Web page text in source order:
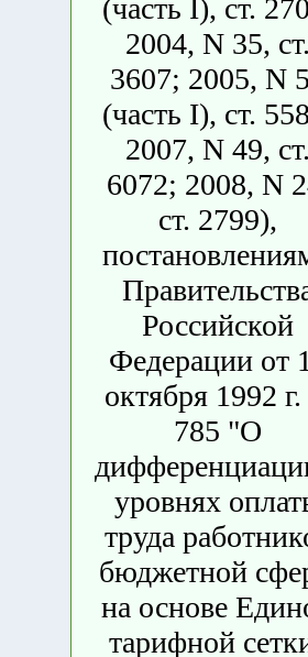
(часть I), ст.
2004, N 35,
3607; 2005, N
(часть I), ст.
2007, N 49,
6072; 2008, N
ст. 2799),
Российской
Федерации от
октября 1992
785 "О
уровнях
труда
бюджетной
на основе
тарифной